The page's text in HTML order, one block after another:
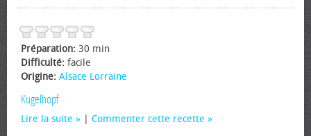
Préparation: 30 min
Difficulté: facile
Origine: Alsace Lorraine
Kugelhopf
Lire la suite Commenter cette recette